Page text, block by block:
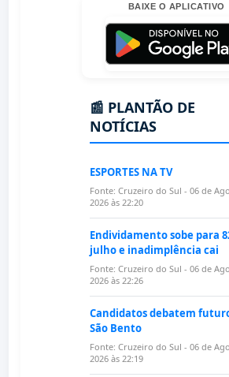
BAIXE O APLICATIVO